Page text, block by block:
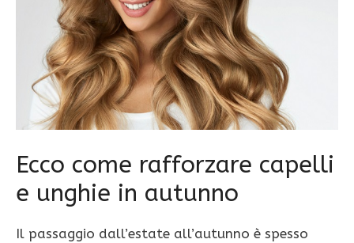
Ecco come rafforzare capelli
e unghie in autunno
Il passaggio dall’estate all’autunno è spesso